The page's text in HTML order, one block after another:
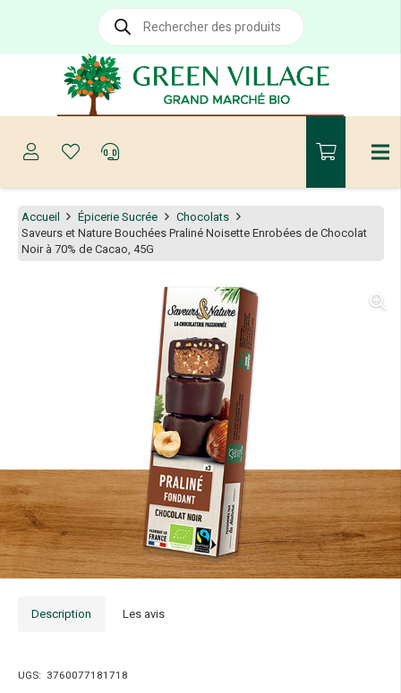
Recherche
produits
Accueil Épicerie Sucrée
Chocolats
Saveurs et Nature Bouchées Praliné Noisette Enrobées de Chocolat
Noir à 70% de Cacao, 45G
Description Les avis
UGS: 3760077181718